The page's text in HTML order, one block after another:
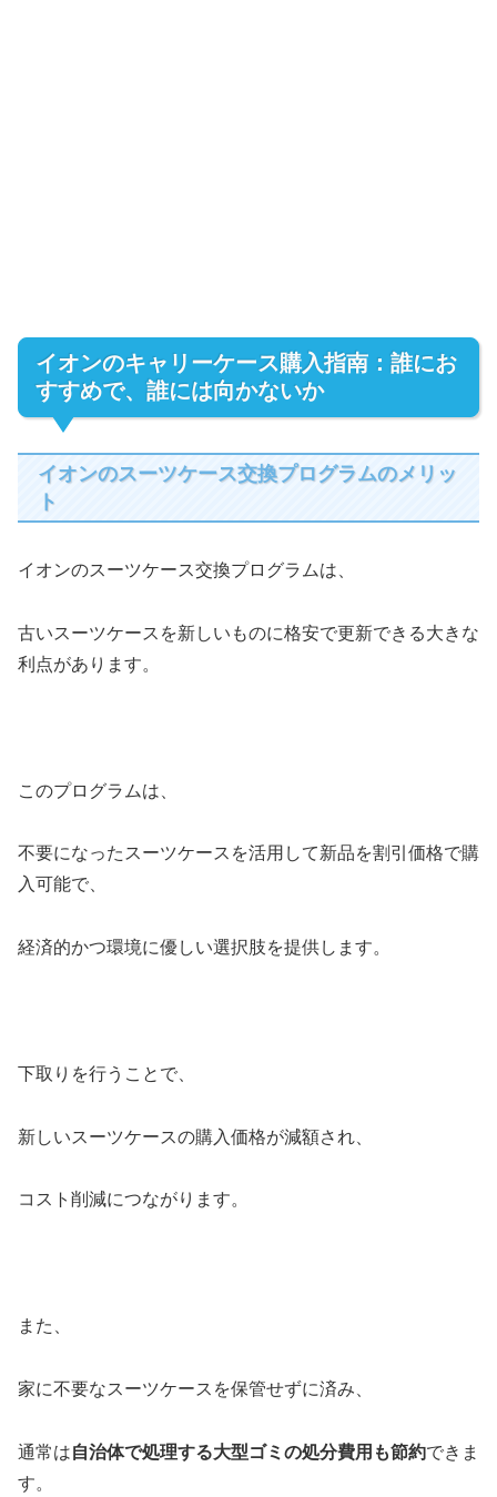
イオンのキャリーケース購入指南：誰にお
すすめで、誰には向かないか
イオンのスーツケース交換プログラムのメリッ
ト
イオンのスーツケース交換プログラムは、
古いスーツケースを新しいものに格安で更新できる大きな
利点があります。
このプログラムは、
不要になったスーツケースを活用して新品を割引価格で購
入可能で、
経済的かつ環境に優しい選択肢を提供します。
下取りを行うことで、
新しいスーツケースの購入価格が減額され、
コスト削減につながります。
また、
家に不要なスーツケースを保管せずに済み、
通常は自治体で処理する大型ゴミの処分費用も節約できま
す。